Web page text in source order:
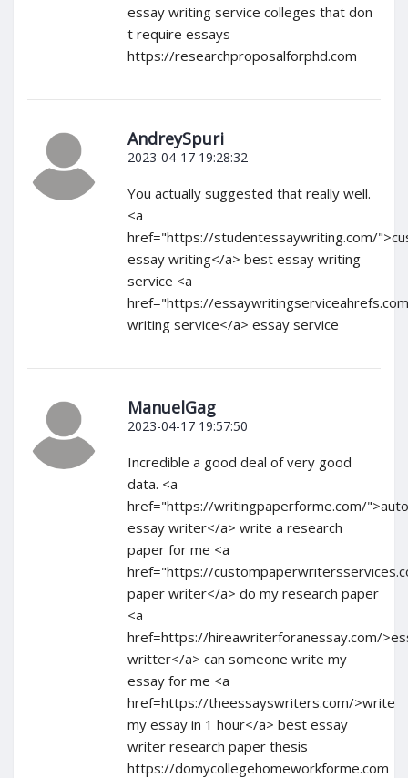
essay writing service colleges that don
t require essays
https://researchproposalforphd.com
AndreySpuri
2023-04-17 19:28:32
You actually suggested that really well.
<a
href="https://studentessaywriting.com/
essay writing</a> best essay writing
service <a
href="https://
writing service</a> essay service
ManuelGag
2023-04-17 19:57:50
Incredible a good deal of very good
data. <a
href="https://writingpaperforme.com/
essay writer</a> write a research
paper for me <a
href="https://
paper writer</a> do my research paper
<a
href=https://hireawriterforanessay.com/
writter</a> can someone write my
essay for me <a
href=https://theessayswriters.com/>write
my essay in 1 hour</a> best essay
writer research paper thesis
https://domycollegehomeworkforme.com